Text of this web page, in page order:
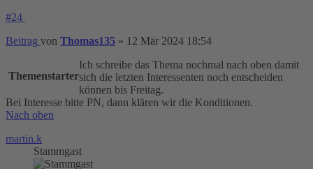
#24
Beitrag von Thomas135 » 12 Mär 2024 18:54
Themenstarter
Ich schreibe das Thema nochmal nach oben damit
sich die letzten Interessenten noch entscheiden
können bis Freitag.
Bei Interesse bitte PN, dann klären wir die Konditionen.
Nach oben
martin.k
Stammgast